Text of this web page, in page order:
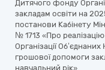
Дитячого фонду
закладам освіти на
постанови Кабінету
№ 1713 «Про
Організації
грошової допомоги
навчальний рік»